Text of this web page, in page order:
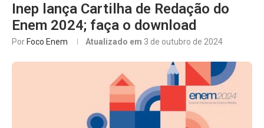
Inep lança Cartilha de Redação do
Enem 2024; faça o download
Por Foco Enem Atualizado em 3 de outubro de 2024